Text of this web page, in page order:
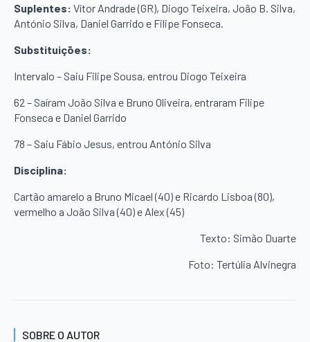
Suplentes: Vítor Andrade (GR), Diogo Teixeira, João B. Silva,
António Silva, Daniel Garrido e Filipe Fonseca.
Substituições:
Intervalo – Saiu Filipe Sousa, entrou Diogo Teixeira
62 – Saíram João Silva e Bruno Oliveira, entraram Filipe
Fonseca e Daniel Garrido
78 – Saiu Fábio Jesus, entrou António Silva
Disciplina:
Cartão amarelo a Bruno Micael (40) e Ricardo Lisboa (80),
vermelho a João Silva (40) e Alex (45)
Texto: Simão Duarte
Foto: Tertúlia Alvinegra
SOBRE O AUTOR